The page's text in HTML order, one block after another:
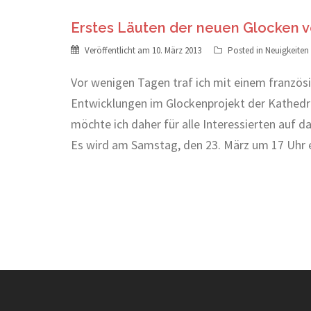
Erstes Läuten der neuen Glocken
Veröffentlicht am 10. März 2013 Posted in
Vor wenigen Tagen traf ich mit einem
Entwicklungen im Glockenprojekt der
möchte ich daher für alle Interessierten auf
Es wird am Samstag, den 23. März um 17